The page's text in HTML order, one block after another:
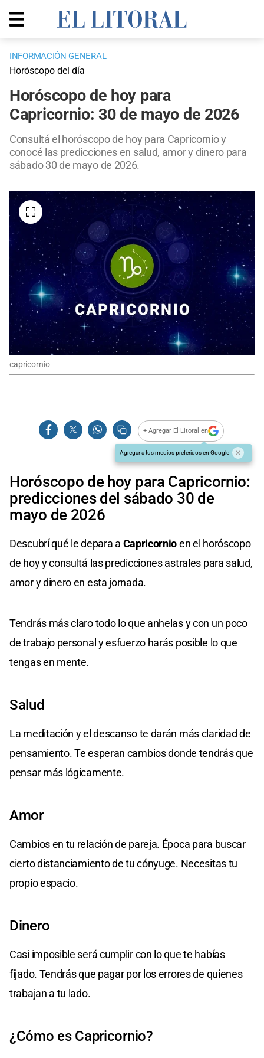
INFORMACIÓN GENERAL
Horóscopo del día
Horóscopo de hoy para
Capricornio: 30 de mayo de 2026
Consultá el horóscopo de hoy para Capricornio y
conocé las predicciones en salud, amor y dinero para
sábado 30 de mayo de 2026.
capricornio
+ Agregar El Litoral en
Agregar a tus medios preferidos en Google
Horóscopo de hoy para Capricornio:
predicciones del sábado 30 de
mayo de 2026
Descubrí qué le depara a Capricornioen el horóscopo
de hoy y consultá las predicciones astrales para salud,
amor y dinero en esta jornada.
Tendrás más claro todo lo que anhelas y con un poco
de trabajo personal y esfuerzo harás posible lo que
tengas en mente.
Salud
La meditación y el descanso te darán más claridad de
pensamiento. Te esperan cambios donde tendrás que
pensar más lógicamente.
Amor
Cambios en tu relación de pareja. Época para buscar
cierto distanciamiento de tu cónyuge. Necesitas tu
propio espacio.
Dinero
Casi imposible será cumplir con lo que te habías
fijado. Tendrás que pagar por los errores de quienes
trabajan a tu lado.
¿Cómo es Capricornio?